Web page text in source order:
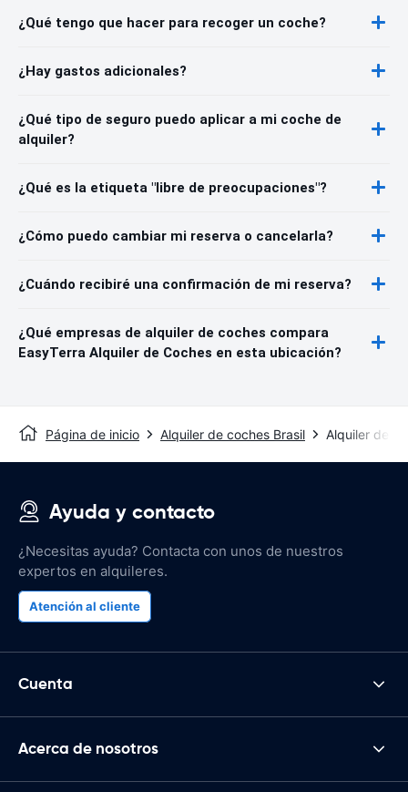
¿Qué tengo que hacer para recoger un coche?
¿Hay gastos adicionales?
¿Qué tipo de seguro puedo aplicar a mi coche de
alquiler?
¿Qué es la etiqueta "libre de preocupaciones"?
¿Cómo puedo cambiar mi reserva o cancelarla?
¿Cuándo recibiré una confirmación de mi reserva?
¿Qué empresas de alquiler de coches compara
EasyTerra Alquiler de Coches en esta ubicación?
Página de inicio Alquiler de coches Brasil Alquiler de
Ayuda y contacto
¿Necesitas ayuda? Contacta con unos de nuestros
expertos en alquileres.
Atención al cliente
Cuenta
Acerca de nosotros